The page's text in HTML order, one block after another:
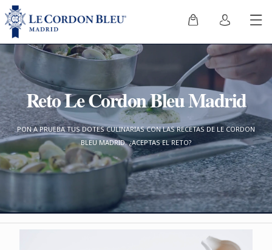
Reto Le Cordon Bleu Madrid
PON A PRUEBA TUS DOTES CULINARIAS CON LAS RECETAS DE LE CORDON
BLEU MADRID. ¿ACEPTAS EL RETO?